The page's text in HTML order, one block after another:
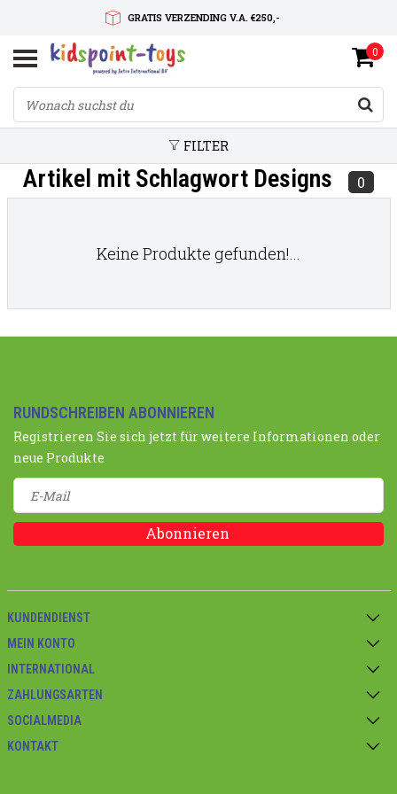
GRATIS VERZENDING V.A. €250,-
SNELLE LEVERTIJD
SERVICE OP MAAT
0
FILTER
Artikel mit Schlagwort Designs 0
Keine Produkte gefunden!...
RUNDSCHREIBEN ABONNIEREN
Registrieren Sie sich jetzt für weitere Informationen oder
neue Produkte
Abonnieren
KUNDENDIENST
MEIN KONTO
INTERNATIONAL
ZAHLUNGSARTEN
SOCIALMEDIA
KONTAKT